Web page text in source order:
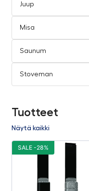
Juup
Misa
Saunum
Stoveman
Tuotteet
Näytä kaikki
SALE -28%